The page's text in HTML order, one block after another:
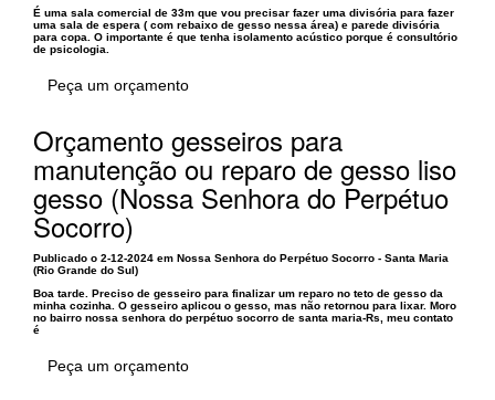
É uma sala comercial de 33m que vou precisar fazer uma divisória para fazer
uma sala de espera ( com rebaixo de gesso nessa área) e parede divisória
para copa. O importante é que tenha isolamento acústico porque é consultório
de psicologia.
Peça um orçamento
Orçamento gesseiros para
manutenção ou reparo de gesso liso
gesso (Nossa Senhora do Perpétuo
Socorro)
Publicado o 2-12-2024 em Nossa Senhora do Perpétuo Socorro - Santa Maria
(Rio Grande do Sul)
Boa tarde. Preciso de gesseiro para finalizar um reparo no teto de gesso da
minha cozinha. O gesseiro aplicou o gesso, mas não retornou para lixar. Moro
no bairro nossa senhora do perpétuo socorro de santa maria-Rs, meu contato
é
Peça um orçamento